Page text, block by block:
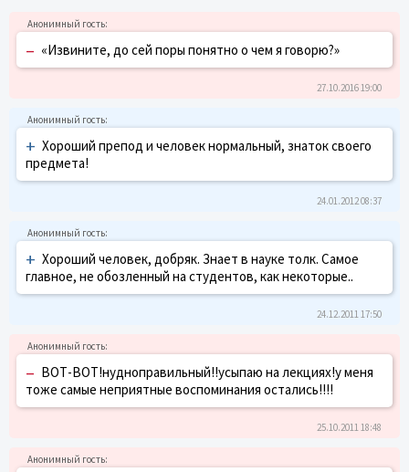
– «Извините, до сей поры понятно о чем я говорю?»
27.10.2016 19:00
+ Хороший препод и человек нормальный, знаток своего
предмета!
24.01.2012 08:37
+ Хороший человек, добряк. Знает в науке толк. Самое
главное, не обозленный на студентов, как некоторые..
24.12.2011 17:50
– ВОТ-ВОТ!нудноправильный!!усыпаю на лекциях!у меня
тоже самые неприятные воспоминания остались!!!!
25.10.2011 18:48